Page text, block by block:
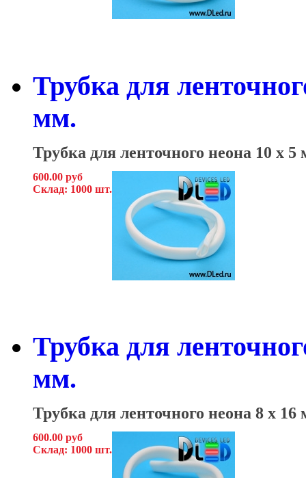
Трубка для
мм.
Трубка для ленточного неона 10 x 5
600.00 руб
Склад: 1000 шт.
Трубка для
мм.
Трубка для ленточного неона 8 x 16
600.00 руб
Склад: 1000 шт.